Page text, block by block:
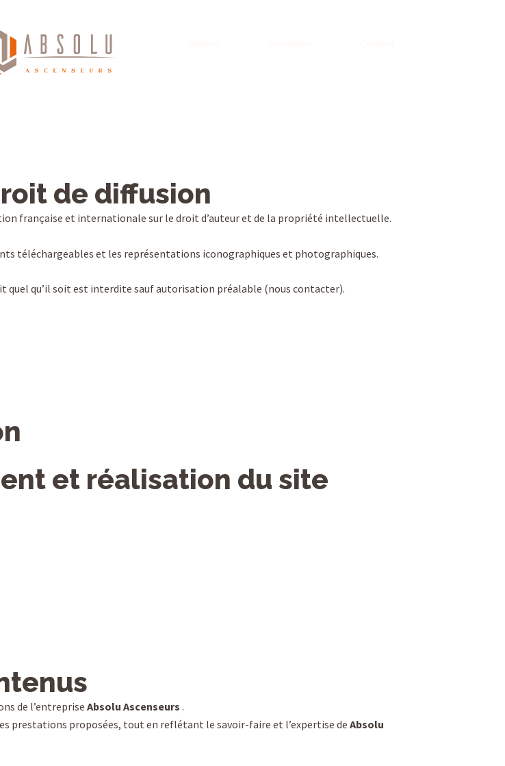
de diffusion
française et internationale sur le droit d’auteur et de la propriété intellectuelle.
téléchargeables et les représentations iconographiques et photographiques.
quel qu’il soit est interdite sauf autorisation préalable (nous contacter).
et réalisation du site
de l’entreprise Absolu Ascenseurs .
prestations proposées, tout en reflétant le savoir-faire et l’expertise de Absolu